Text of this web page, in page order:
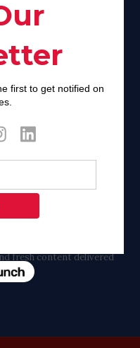
fresh content delivered